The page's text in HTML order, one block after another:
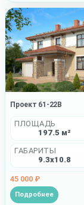
Проект 61-22B
ПЛОЩАДЬ
197.5 м²
ГАБАРИТЫ
9.3x10.8
45 000 ₽
Подробнее